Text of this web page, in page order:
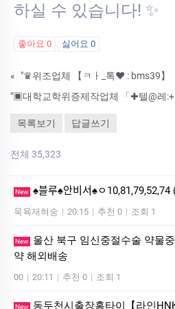
하실 수 있습니다! ✨
좋아요 0 싫어요 0
«
목록보기 답글쓰기
전체 35,323
New ♠블루♠안비서♠ㅇ10,81,79,52,74
욱육재혀숭 | 20:15 | 추천 0 | 조회 1
New
울산 북구 임신중절수술 약물
약 해외배송
00 | 20:11 | 추천 0 | 조회 1
New 동두천시출장홈타이【라인